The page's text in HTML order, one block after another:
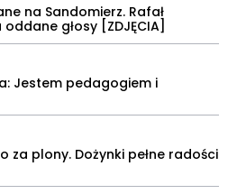
na Sandomierz. Rafał
głosy [ZDJĘCIA]
Jestem pedagogiem i
za plony. Dożynki pełne radości